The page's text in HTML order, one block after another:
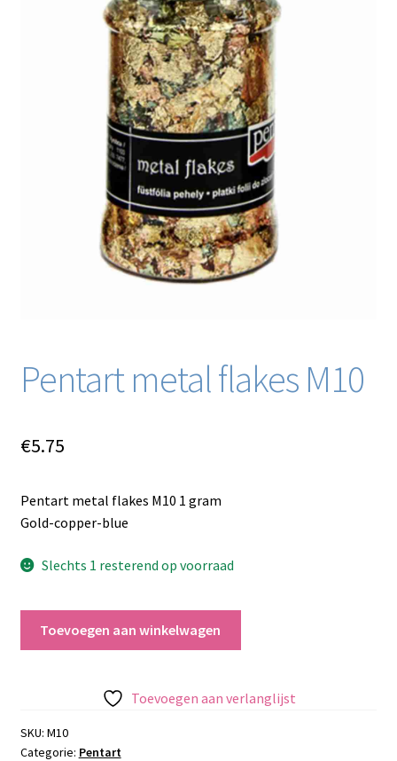
Blog / DIY / Tutorials
Pentart metal flakes M10
€5.75
Pentart metal flakes M10 1 gram
Gold-copper-blue
Slechts 1 resterend op voorraad
Toevoegen aan winkelwagen
Toevoegen aan verlanglijst
SKU: M10
Categorie: Pentart